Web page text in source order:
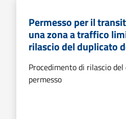
Permesso per il
una zona a traffico
rilascio del duplicato
Procedimento di rilascio
permesso